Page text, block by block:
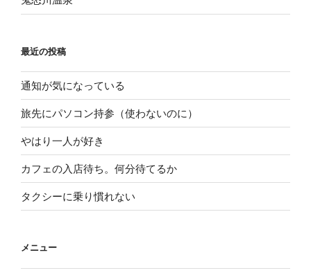
最近の投稿
通知が気になっている
旅先にパソコン持参（使わないのに）
やはり一人が好き
カフェの入店待ち。何分待てるか
タクシーに乗り慣れない
メニュー